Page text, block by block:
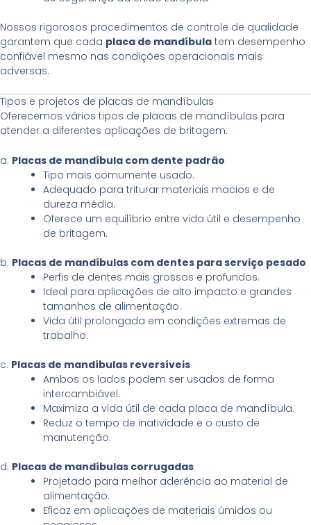
Nossos rigorosos procedimentos de controle de qualidade
garantem que cada placa de mandíbula tem desempenho
confiável mesmo nas condições operacionais mais
adversas.
Tipos e projetos de placas de mandíbulas
Oferecemos vários tipos de placas de mandíbulas para
atender a diferentes aplicações de britagem:
a. Placas de mandíbula com dente padrão
Tipo mais comumente usado.
Adequado para triturar materiais macios e de
dureza média.
Oferece um equilíbrio entre vida útil e desempenho
de britagem.
b. Placas de mandíbulas com dentes para serviço pesado
Perfis de dentes mais grossos e profundos.
Ideal para aplicações de alto impacto e grandes
tamanhos de alimentação.
Vida útil prolongada em condições extremas de
trabalho.
c. Placas de mandíbulas reversíveis
Ambos os lados podem ser usados de forma
intercambiável.
Maximiza a vida útil de cada placa de mandíbula.
Reduz o tempo de inatividade e o custo de
manutenção.
d. Placas de mandíbulas corrugadas
Projetado para melhor aderência ao material de
alimentação.
Eficaz em aplicações de materiais úmidos ou